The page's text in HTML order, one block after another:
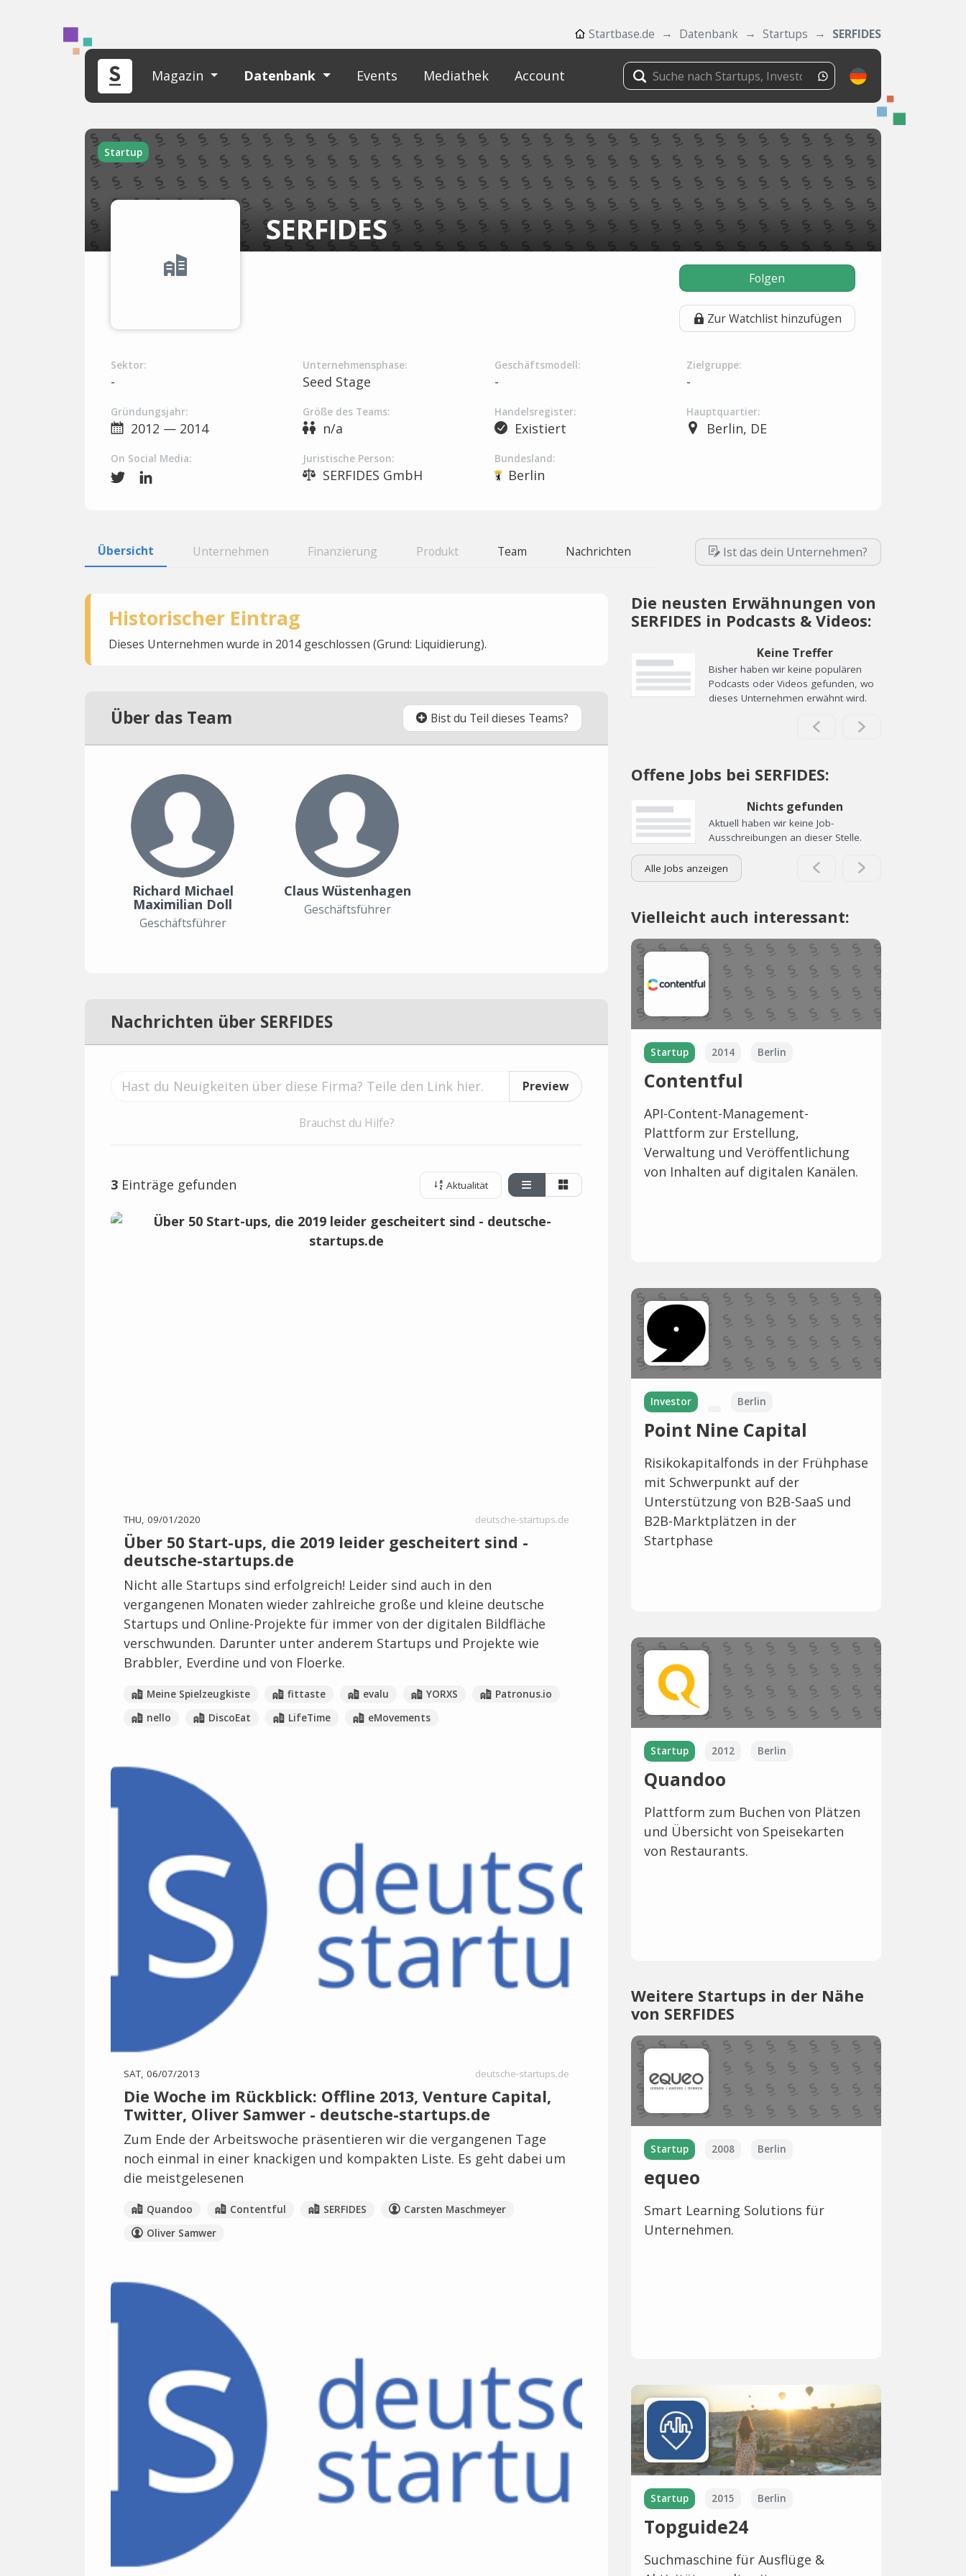
Startbase.de Datenbank Startups SERFIDES
Magazin Datenbank Events Mediathek Account
Startup
SERFIDES
Folgen
Zur Watchlist hinzufügen
Sektor:
-
Unternehmensphase:
Seed Stage
Geschäftsmodell:
-
Zielgruppe:
-
Gründungsjahr:
2012 — 2014
Größe des Teams:
n/a
Handelsregister:
Existiert
Hauptquartier:
Berlin, DE
On Social Media: Juristische Person:
SERFIDES GmbH
Bundesland:
Berlin
Übersicht Unternehmen Finanzierung Produkt Team Nachrichten Ist das dein Unternehmen?
Historischer Eintrag
Dieses Unternehmen wurde in 2014 geschlossen (Grund: Liquidierung).
Über das Team Bist du Teil dieses Teams?
Richard Michael
Maximilian Doll
Geschäftsführer
Claus Wüstenhagen
Geschäftsführer
Nachrichten über SERFIDES
Preview
Brauchst du Hilfe?
3 Einträge gefunden Aktualität
THU, 09/01/2020 deutsche-startups.de
Über 50 Start-ups, die 2019 leider gescheitert sind -
deutsche-startups.de
Nicht alle Startups sind erfolgreich! Leider sind auch in den
vergangenen Monaten wieder zahlreiche große und kleine deutsche
Startups und Online-Projekte für immer von der digitalen Bildfläche
verschwunden. Darunter unter anderem Startups und Projekte wie
Brabbler, Everdine und von Floerke.
Meine Spielzeugkiste fittaste evalu YORXS
Patronus.io
nello
DiscoEat LifeTime eMovements
SAT, 06/07/2013 deutsche-startups.de
Die Woche im Rückblick: Offline 2013, Venture Capital,
Twitter, Oliver Samwer - deutsche-startups.de
Zum Ende der Arbeitswoche präsentieren wir die vergangenen Tage
noch einmal in einer knackigen und kompakten Liste. Es geht dabei um
die meistgelesenen
Quandoo Contentful SERFIDES
Carsten Maschmeyer
Oliver Samwer
Die neusten Erwähnungen von
SERFIDES in Podcasts & Videos:
Keine Treffer
Bisher haben wir keine populären
Podcasts oder Videos gefunden, wo
dieses Unternehmen erwähnt wird.
Offene Jobs bei SERFIDES:
Nichts gefunden
Aktuell haben wir keine Job-
Ausschreibungen an dieser Stelle.
Alle Jobs anzeigen
Vielleicht auch interessant:
Startup 2014 Berlin
Contentful
API-Content-Management-
Plattform zur Erstellung,
Verwaltung und Veröffentlichung
von Inhalten auf digitalen Kanälen.
Investor Berlin
Point Nine Capital
Risikokapitalfonds in der Frühphase
mit Schwerpunkt auf der
Unterstützung von B2B-SaaS und
B2B-Marktplätzen in der
Startphase
Startup 2012 Berlin
Quandoo
Plattform zum Buchen von Plätzen
und Übersicht von Speisekarten
von Restaurants.
Weitere Startups in der Nähe
von SERFIDES
Startup 2008 Berlin
equeo
Smart Learning Solutions für
Unternehmen.
Startup 2015 Berlin
Topguide24
Suchmaschine für Ausflüge &